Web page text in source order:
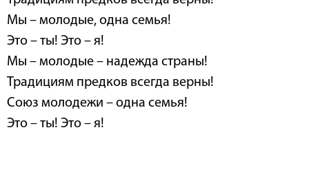
Мы – молодые, одна семья!
Это – ты! Это – я!
Мы – молодые – надежда страны!
Традициям предков всегда верны!
Союз молодежи – одна семья!
Это – ты! Это – я!